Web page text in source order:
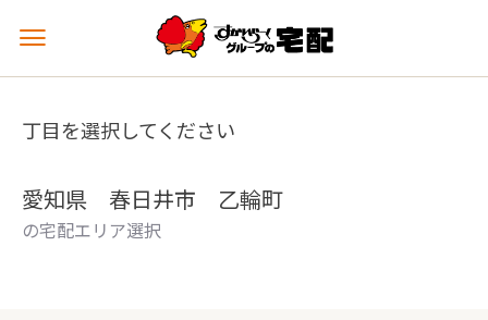
メ
ュ
を
丁目を選択してください
愛知県 春日井市 乙輪町
の宅配エリア選択